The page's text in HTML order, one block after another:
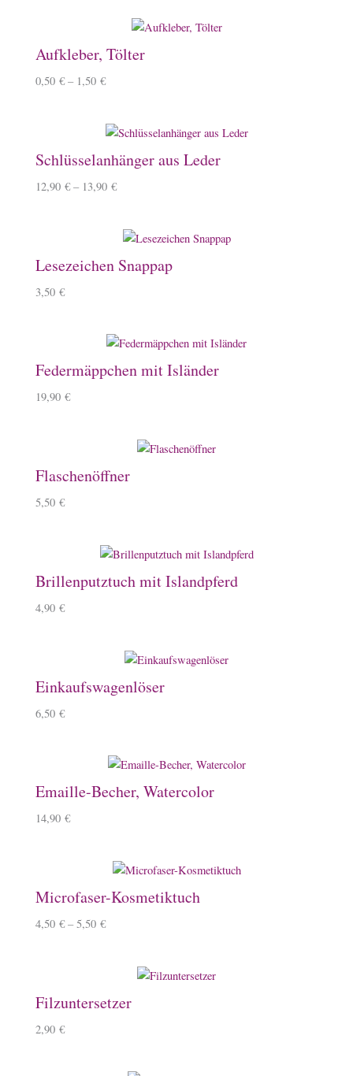
Aufkleber, Tölter
0,50 € – 1,50 €
Schlüsselanhänger aus Leder
12,90 € – 13,90 €
Lesezeichen Snappap
3,50 €
Federmäppchen mit Isländer
19,90 €
Flaschenöffner
5,50 €
Brillenputztuch mit Islandpferd
4,90 €
Einkaufswagenlöser
6,50 €
Emaille-Becher, Watercolor
14,90 €
Microfaser-Kosmetiktuch
4,50 € –5,50 €
Filzuntersetzer
2,90 €